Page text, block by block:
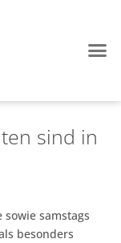
sind in
samstags
besonders